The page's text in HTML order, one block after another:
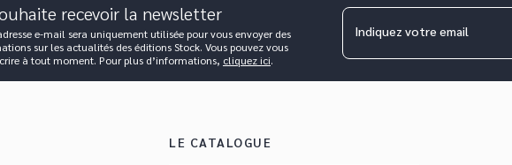
recevoir la newsletter
e-mail sera uniquement utilisée pour vous envoyer des
sur les actualités des éditions Stock. Vous pouvez vous
à tout moment. Pour plus d’informations, cliquez ici.
Indiquez votre email
LE CATALOGUE